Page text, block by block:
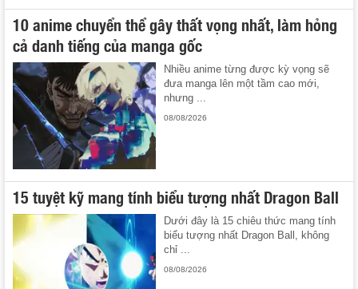
10 anime chuyển thể gây thất vọng nhất, làm hỏng
cả danh tiếng của manga gốc
Nhiều anime từng được kỳ vọng sẽ
đưa manga lên một tầm cao mới,
nhưng ...
08/08/2026
15 tuyệt kỹ mang tính biểu tượng nhất Dragon Ball
Dưới đây là 15 chiêu thức mang tính
biểu tượng nhất Dragon Ball, không
chỉ ...
08/08/2026